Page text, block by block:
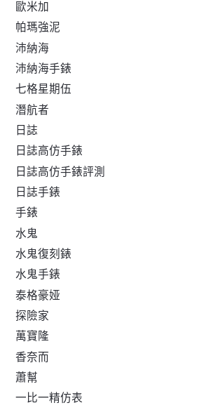
歐米加
帕瑪強泥
沛納海
沛納海手錶
七格星期伍
潛航者
日誌
日誌高仿手錶
日誌高仿手錶評測
日誌手錶
手錶
水鬼
水鬼復刻錶
水鬼手錶
泰格豪娅
探險家
萬寶隆
香奈而
蕭幫
一比一精仿表